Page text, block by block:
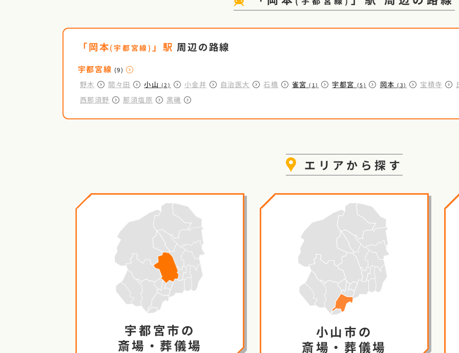
「岡本( 宇都宮線 ) 」駅 周辺の路線
宇都宮線 (9)
野木 間々田 小山 (2) 小金井 自治医大 石橋 雀宮 (1) 宇都宮 (5) 岡本 (3) 宝積寺
西那須野
那須塩原 黒磯
エリア から探す
宇都宮市の
斎場・葬儀場
小山市の
斎場・葬儀場